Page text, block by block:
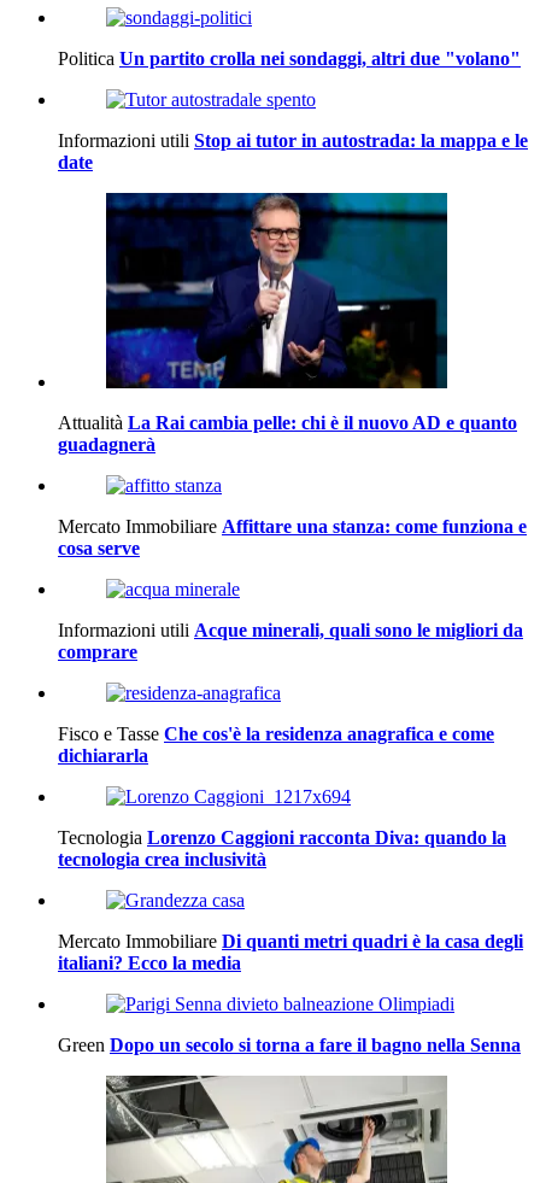
Politica Un partito crolla nei sondaggi, altri due "volano"
Informazioni utili Stop ai tutor in autostrada: la mappa e le
date
Attualità La Rai cambia pelle: chi è il nuovo AD e quanto
guadagnerà
Mercato Immobiliare Affittare una stanza: come funziona e
cosa serve
Informazioni utili Acque minerali, quali sono le migliori da
comprare
Fisco e Tasse Che cos'è la residenza anagrafica e come
dichiararla
Tecnologia Lorenzo Caggioni racconta Diva: quando la
tecnologia crea inclusività
Mercato Immobiliare Di quanti metri quadri è la casa degli
italiani? Ecco la media
Green Dopo un secolo si torna a fare il bagno nella Senna